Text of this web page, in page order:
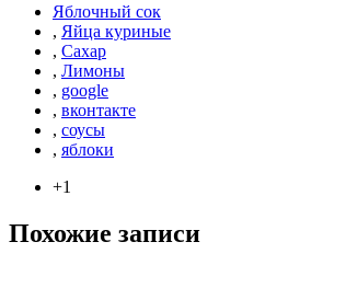
Яблочный сок
, Яйца куриные
, Сахар
, Лимоны
, google
, вконтакте
, соусы
, яблоки
+1
Похожие записи